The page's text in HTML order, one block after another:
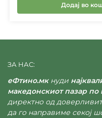
Додај во
ЗА НАС:
еФтино.мкнуди
македонскиот пазар
директно од
да го направиме секој